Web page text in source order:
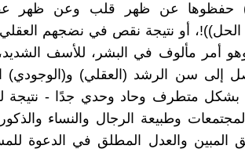
حفظوها عن ظهر قلب وعن ظهر
الحل))!، أو نتيجة نقص في نضجهم
أمر مألوف في البشر، للأسف الشديد،
إلى سن الرشد (العقلي) و(الوجودي)
- بشكل متطرف وحاد وحدي جدًا - نتيجة
وطبيعة الرجال والنساء والذكور
المبين والعدل المطلق في الدعوة